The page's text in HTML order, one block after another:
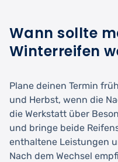
Wann sollte
Winterreifen
Plane deinen Termin
und Herbst, wenn die
die Werkstatt über
und bringe beide
enthaltene Leistungen
Nach dem Wechsel